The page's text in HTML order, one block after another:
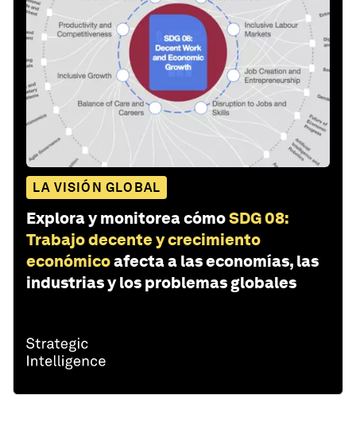
LA VISIÓN GLOBAL
Explora y monitorea cómoSDG 08:
Trabajo decente y crecimiento
económicoafecta a las economías, las
industrias y los problemas globales